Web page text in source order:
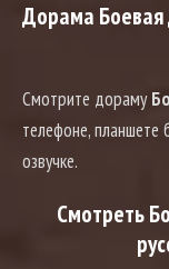
Дорама Боевая
Смотрите дораму
телефоне, планшете
озвучке.
Смотреть